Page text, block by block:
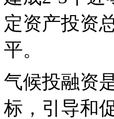
定资产投资
平。
气候投融资
标，引导和